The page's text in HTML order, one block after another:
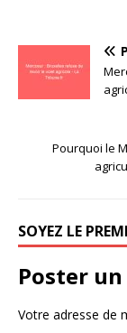
Pourquoi le
SOYEZ LE
Poster
Votre adresse de